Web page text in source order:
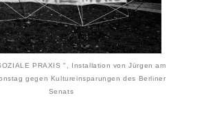
PRAXIS ", Installation von Jürgen am
gegen Kultureinsparungen des Berliner
Senats